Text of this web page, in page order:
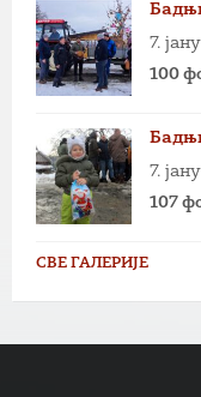
7.
100
7.
107
СВЕ ГАЛЕРИЈЕ